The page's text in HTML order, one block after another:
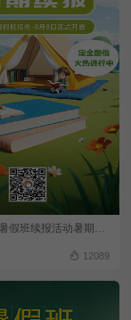
暑假第二期暑假班续报活动暑期招生海报
12089